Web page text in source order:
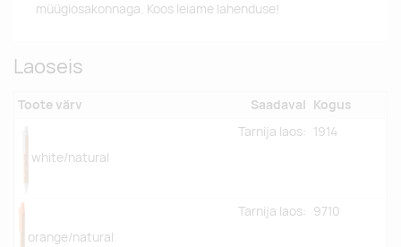
müügiosakonnaga. Koos leiame lahenduse!
Laoseis
Toote värv Saadaval Kogus
white/natural
Tarnija laos: 1914
orange/natural
Tarnija laos: 9710